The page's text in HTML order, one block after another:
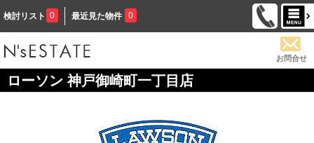
検討リスト 0 最近見た物件 0
お問合せ
ローソン 神戸御崎町一丁目店